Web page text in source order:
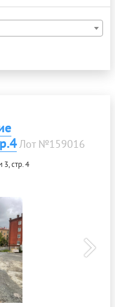
Лот №159016
3, стр. 4